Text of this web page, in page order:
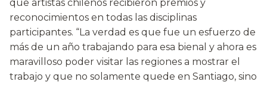
que artistas chilenos recibieron premios y
reconocimientos en todas las disciplinas
participantes. “La verdad es que fue un esfuerzo de
más de un año trabajando para esa bienal y ahora es
maravilloso poder visitar las regiones a mostrar el
trabajo y que no solamente quede en Santiago, sino